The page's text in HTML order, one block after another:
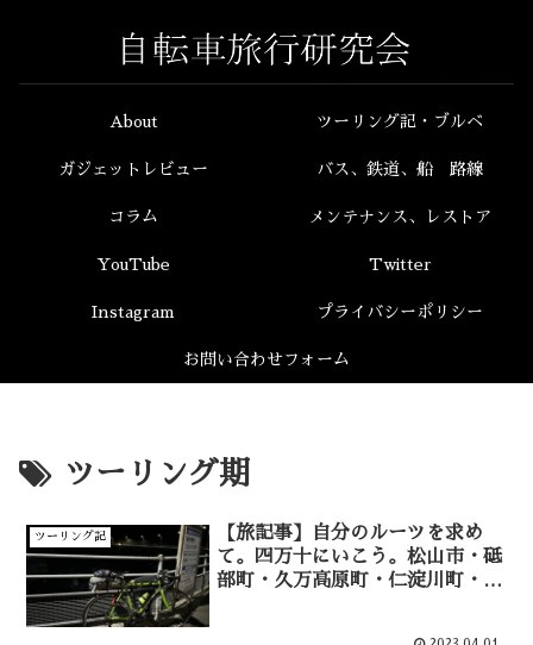
About ツーリング記・ブルベ
ガジェットレビュー バス、鉄道、船 路線
コラム メンテナンス、レストア
YouTube Twitter
Instagram プライバシーポリシー
お問い合わせフォーム
ツーリング期
ツーリング記
【旅記事】自分のルーツを求め
て。四万十にいこう。松山市・砥
部町・久万高原町・仁淀川町・越